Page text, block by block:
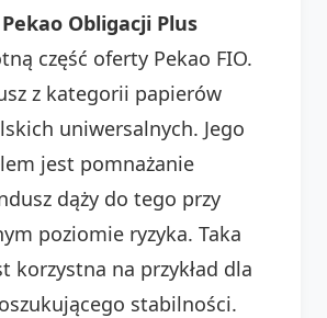
Pekao Obligacji Plus
część oferty Pekao FIO.
z kategorii papierów
uniwersalnych. Jego
jest pomnażanie
dąży do tego przy
poziomie ryzyka. Taka
korzystna na przykład dla
stabilności.